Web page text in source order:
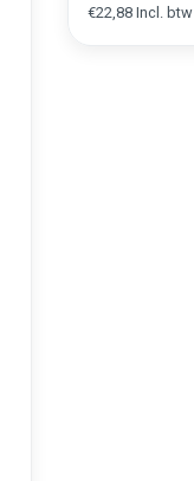
€22,88 Incl. btw